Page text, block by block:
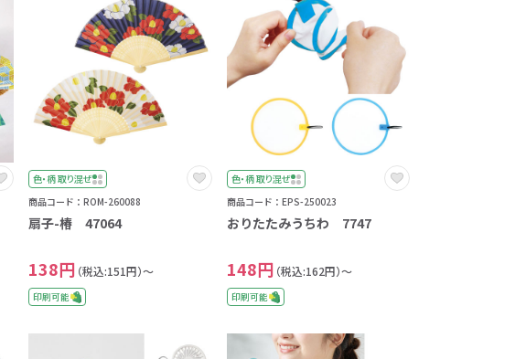
色・柄 取り混ぜ
商品コード：ROM-260088
扇子-椿 47064
138円 （税込:151円）～
印刷可能
色・柄 取り混ぜ
商品コード：EPS-250023
おりたたみうちわ 7747
148円 （税込:162円）～
印刷可能